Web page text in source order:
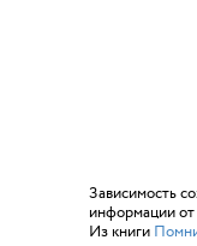
Зависимость
информации
Из книги